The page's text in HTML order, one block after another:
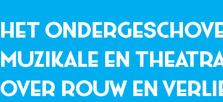
Het
muzikale en
over rouw en